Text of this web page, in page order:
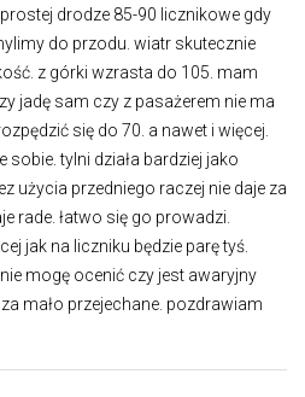
drodze 85-90 licznikowe gdy
do przodu. wiatr skutecznie
z górki wzrasta do 105. mam
jadę sam czy z pasażerem nie ma
się do 70. a nawet i więcej.
sobie. tylni działa bardziej jako
użycia przedniego raczej nie daje za
rade. łatwo się go prowadzi.
jak na liczniku będzie parę tyś.
mogę ocenić czy jest awaryjny
mało przejechane. pozdrawiam